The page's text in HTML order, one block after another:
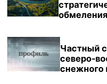
Частный
северо-
снежного